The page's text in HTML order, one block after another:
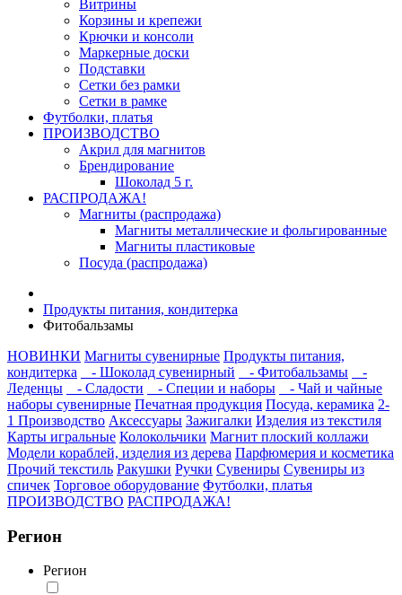
Витрины
Корзины и крепежи
Крючки и консоли
Маркерные доски
Подставки
Сетки без рамки
Сетки в рамке
Футболки, платья
ПРОИЗВОДСТВО
Акрил для магнитов
Брендирование
Шоколад 5 г.
РАСПРОДАЖА!
Магниты (распродажа)
Магниты металлические и фольгированные
Магниты пластиковые
Посуда (распродажа)
Продукты питания, кондитерка
Фитобальзамы
НОВИНКИ Магниты сувенирные Продукты питания,
кондитерка
- Шоколад сувенирный - Фитобальзамы
-
Леденцы
- Сладости - Специи и наборы
- Чай и чайные
наборы сувенирные Печатная продукция Посуда, керамика 2-
1 Производство Аксессуары Зажигалки Изделия из текстиля
Карты игральные Колокольчики Магнит плоский коллажи
Модели кораблей, изделия из дерева Парфюмерия и косметика
Прочий текстиль Ракушки Ручки Сувениры Сувениры из
спичек Торговое оборудование Футболки, платья
ПРОИЗВОДСТВО РАСПРОДАЖА!
Регион
Регион